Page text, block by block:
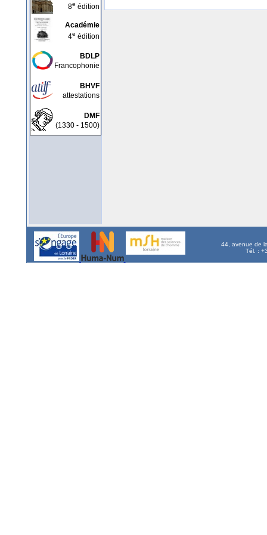
8e édition
Académie
4e édition
BDLP
Francophonie
BHVF
attestations
DMF
(1330 - 1500)
44, avenue de
Tél. :